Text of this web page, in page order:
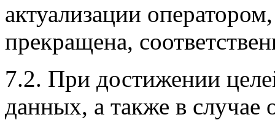
актуализации
прекращена,
7.2. При достижении
данных, а также в случае